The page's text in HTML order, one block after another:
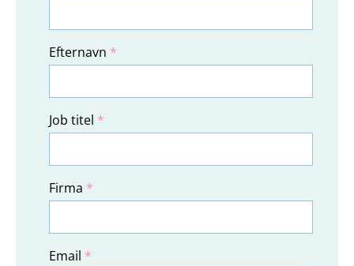
Efternavn *
Job titel *
Firma *
Email *